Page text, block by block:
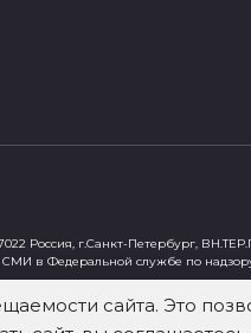
Россия, г.Санкт-Петербург,
в Федеральной службе по
сайта. Это